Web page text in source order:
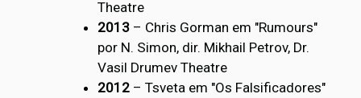
Theatre
2013– Chris Gorman em "Rumours"
por N. Simon, dir. Mikhail Petrov, Dr.
Vasil Drumev Theatre
2012– Tsveta em "Os Falsificadores"